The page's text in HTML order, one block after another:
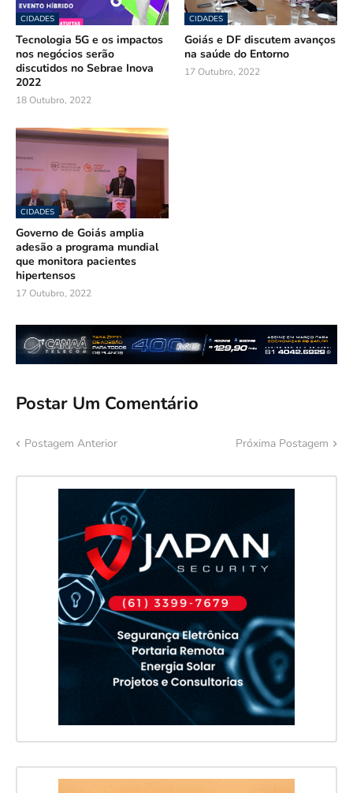
CIDADES
Tecnologia 5G e os impactos
nos negócios serão
discutidos no Sebrae Inova
2022
18 Outubro, 2022
CIDADES
Goiás e DF discutem avanços
na saúde do Entorno
17 Outubro, 2022
CIDADES
Governo de Goiás amplia
adesão a programa mundial
que monitora pacientes
hipertensos
17 Outubro, 2022
Postar Um Comentário
Postagem Anterior Próxima Postagem